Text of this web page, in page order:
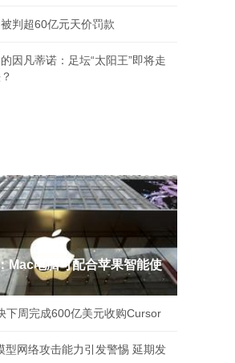
判超60亿元天价罚款
因凡蒂诺：足坛“太阳王”即将走
Mac电脑可配合苹果智能使
下周完成600亿美元收购Cursor
型网络攻击能力引发警惕 延期发